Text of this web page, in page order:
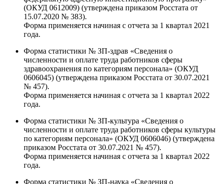
(ОКУД 0612009) (утверждена приказом Росстата от
15.07.2020 № 383).
Форма применяется начиная с отчета за 1 квартал 2021
года.
Форма статистики № ЗП-здрав «Сведения о
численности и оплате труда работников сферы
здравоохранения по категориям персонала» (ОКУД
0606045) (утверждена приказом Росстата от 30.07.2021
№ 457).
Форма применяется начиная с отчета за 1 квартал 2022
года.
Форма статистики № ЗП-культура «Сведения о
численности и оплате труда работников сферы культуры
по категориям персонала» (ОКУД 0606046) (утверждена
приказом Росстата от 30.07.2021 № 457).
Форма применяется начиная с отчета за 1 квартал 2022
года.
Форма статистики № ЗП-наука «Сведения о